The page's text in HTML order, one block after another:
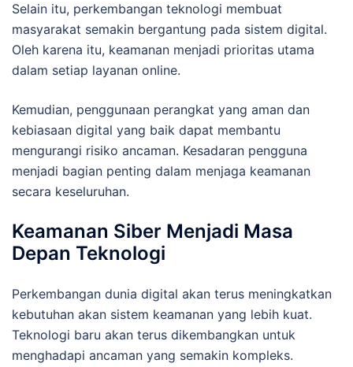
Selain itu, perkembangan teknologi membuat
masyarakat semakin bergantung pada sistem digital.
Oleh karena itu, keamanan menjadi prioritas utama
dalam setiap layanan online.
Kemudian, penggunaan perangkat yang aman dan
kebiasaan digital yang baik dapat membantu
mengurangi risiko ancaman. Kesadaran pengguna
menjadi bagian penting dalam menjaga keamanan
secara keseluruhan.
Keamanan Siber Menjadi Masa
Depan Teknologi
Perkembangan dunia digital akan terus meningkatkan
kebutuhan akan sistem keamanan yang lebih kuat.
Teknologi baru akan terus dikembangkan untuk
menghadapi ancaman yang semakin kompleks.